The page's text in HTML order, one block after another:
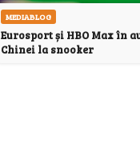
MEDIABLOG
Eurosport și HBO Max în
Chinei la snooker